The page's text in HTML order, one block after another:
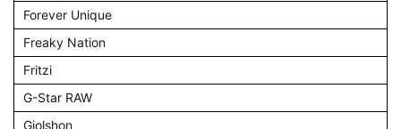
Forever Unique
Freaky Nation
Fritzi
G-Star RAW
Giolshon